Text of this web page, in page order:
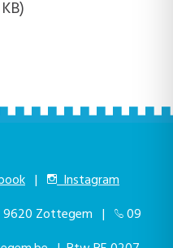
|
Instagram
9620 Zottegem |
09